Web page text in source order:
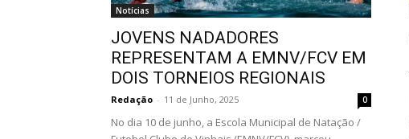
Notícias
JOVENS NADADORES
REPRESENTAM A EMNV/FCV EM
DOIS TORNEIOS REGIONAIS
Redação - 11 de Junho, 2025 0
No dia 10 de junho, a Escola Municipal de Natação /